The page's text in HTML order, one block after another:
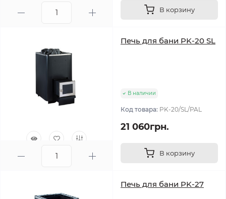
В корзину
Печь для бани PK-20 SL
В наличии
Код товара: PK-20/SL/PAL
21 060грн.
В корзину
Печь для бани PK-27